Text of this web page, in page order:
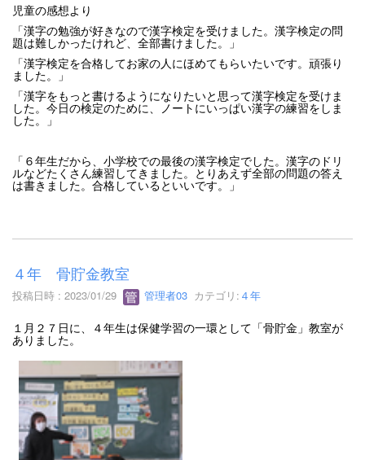
児童の感想より
「漢字の勉強が好きなので漢字検定を受けました。漢字検定の問
題は難しかったけれど、全部書けました。」
「漢字検定を合格してお家の人にほめてもらいたいです。頑張り
ました。」
「漢字をもっと書けるようになりたいと思って漢字検定を受けま
した。今日の検定のために、ノートにいっぱい漢字の練習をしま
した。」
「６年生だから、小学校での最後の漢字検定でした。漢字のドリ
ルなどたくさん練習してきました。とりあえず全部の問題の答え
は書きました。合格しているといいです。」
４年 骨貯金教室
投稿日時 : 2023/01/29 管理者03 カテゴリ: ４年
１月２７日に、４年生は保健学習の一環として「骨貯金」教室が
ありました。